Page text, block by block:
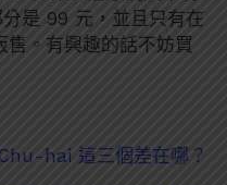
是 99 元，並且只有在
。有興趣的話不妨買
hai 這三個差在哪？